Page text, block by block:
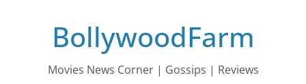
BollywoodFarm
Movies News Corner | Gossips | Reviews